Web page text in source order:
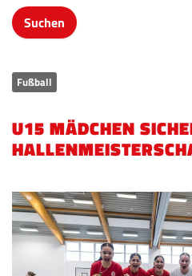
Fußball
U15 MÄDCHEN